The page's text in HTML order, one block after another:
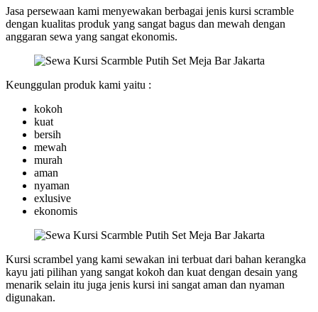
Jasa persewaan kami menyewakan berbagai jenis kursi scramble
dengan kualitas produk yang sangat bagus dan mewah dengan
anggaran sewa yang sangat ekonomis.
Keunggulan produk kami yaitu :
kokoh
kuat
bersih
mewah
murah
aman
nyaman
exlusive
ekonomis
Kursi scrambel yang kami sewakan ini terbuat dari bahan kerangka
kayu jati pilihan yang sangat kokoh dan kuat dengan desain yang
menarik selain itu juga jenis kursi ini sangat aman dan nyaman
digunakan.